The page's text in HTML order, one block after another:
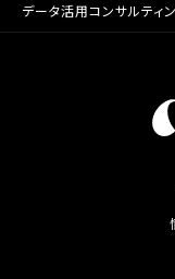
データ活用コンサルティ